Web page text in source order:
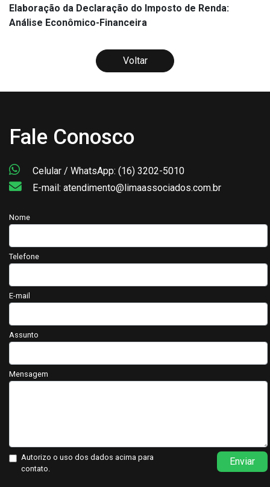
Elaboração da Declaração do Imposto de Renda:
Análise Econômico-Financeira
Voltar
Fale Conosco
Celular / WhatsApp: (16) 3202-5010
E-mail: atendimento@limaassociados.com.br
Nome
Telefone
E-mail
Assunto
Mensagem
Autorizo o uso dos dados acima para
contato.
Enviar